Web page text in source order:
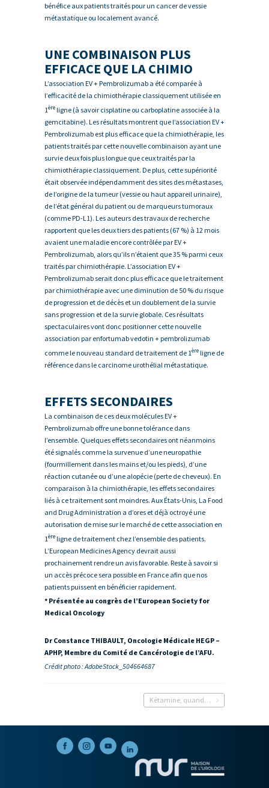
bénéfice aux patients traités pour un cancer de vessie
métastatique ou localement avancé.
UNE COMBINAISON PLUS
EFFICACE QUE LA CHIMIO
L’association EV + Pembrolizumab a été comparée à
l’efficacité de la chimiothérapie classiquement utilisée en
1èreligne (à savoir cisplatine ou carboplatine associée à la
gemcitabine). Les résultats montrent que l’association EV +
Pembrolizumab est plus efficace que la chimiothérapie, les
patients traités par cette nouvelle combinaison ayant une
survie deux fois plus longue que ceux traités par la
chimiothérapie classiquement. De plus, cette supériorité
était observée indépendamment des sites des métastases,
de l’origine de la tumeur (vessie ou haut appareil urinaire),
de l’état général du patient ou de marqueurs tumoraux
(comme PD-L1). Les auteurs des travaux de recherche
rapportent que les deux tiers des patients (67 %) à 12 mois
avaient une maladie encore contrôlée par EV +
Pembrolizumab, alors qu’ils n’étaient que 35 % parmi ceux
traités par chimiothérapie. L’association EV +
Pembrolizumab serait donc plus efficace que le traitement
par chimiothérapie avec une diminution de 50 % du risque
de progression et de décès et un doublement de la survie
sans progression et de la survie globale. Ces résultats
spectaculaires vont donc positionner cette nouvelle
association par enfortumab vedotin + pembrolizumab
comme le nouveau standard de traitement de 1èreligne de
référence dans le carcinome urothélial métastatique.
EFFETS SECONDAIRES
La combinaison de ces deux molécules EV +
Pembrolizumab offre une bonne tolérance dans
l’ensemble. Quelques effets secondaires ont néanmoins
été signalés comme la survenue d’une neuropathie
(fourmillement dans les mains et/ou les pieds), d’une
réaction cutanée ou d’une alopécie (perte de cheveux). En
comparaison à la chimiothérapie, les effets secondaires
liés à ce traitement sont moindres. Aux États-Unis, La Food
and Drug Administration a d’ores et déjà octroyé une
autorisation de mise sur le marché de cette association en
1èreligne de traitement chez l’ensemble des patients.
L’European Medicines Agency devrait aussi
prochainement rendre un avis favorable. Reste à savoir si
un accès précoce sera possible en France afin que nos
patients puissent en bénéficier rapidement.
* Présentée au congrès de l’European Society for
Medical Oncology
Dr Constance THIBAULT, Oncologie Médicale HEGP –
APHP, Membre du Comité de Cancérologie de l’AFU.
Crédit photo : AdobeStock_504664687
Kétamine, quand la fête détruit la vessie